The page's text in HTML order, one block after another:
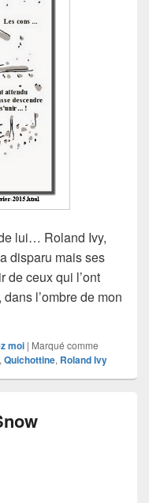
lui… Roland Ivy,
disparu mais ses
de ceux qui l’ont
l’ombre de mon
Roland
moi | Marqué comme
, Quichottine, Roland Ivy